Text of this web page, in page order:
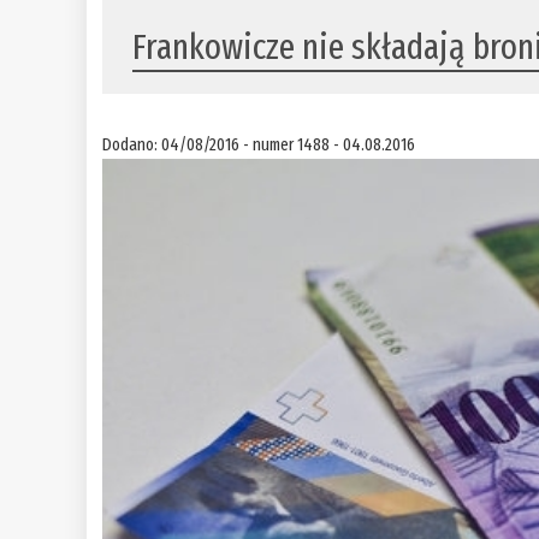
Frankowicze nie składają
Dodano: 04/08/2016 - numer 1488 - 04.08.2016